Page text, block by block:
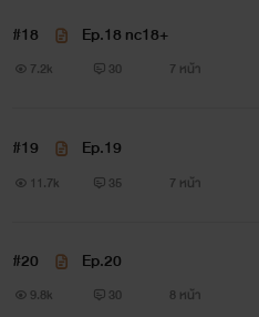
ทำไมเเต่งเเต่เรื่องใหม่เรื่
🤣
#18 Ep.18 nc18+
7.2k 30 7 หน้า
#19 Ep.19
11.7k 35 7 หน้า
#20 Ep.20
9.8k 30 8 หน้า